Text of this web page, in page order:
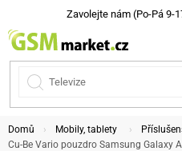
Zavolejte nám (Po-Pá 9-
Domů Mobily, tablety
Cu-Be Vario pouzdro Samsung Galaxy